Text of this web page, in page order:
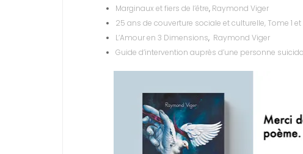
Marginaux et fiers de l’être, Raymond Viger
25 ans de couverture sociale et culturelle, Tome 1 et
L’Amour en 3 Dimensions, Raymond Viger
Guide d’intervention auprès d’une personne